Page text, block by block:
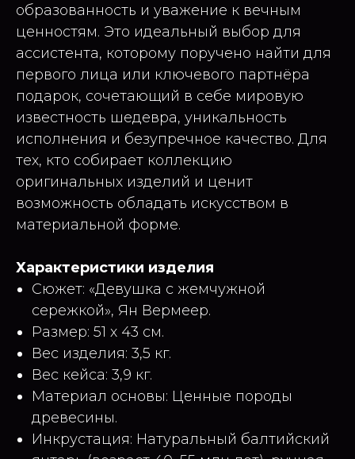
образованность и уважение к вечным
ценностям. Это идеальный выбор для
ассистента, которому поручено найти для
первого лица или ключевого партнёра
подарок, сочетающий в себе мировую
известность шедевра, уникальность
исполнения и безупречное качество. Для
тех, кто собирает коллекцию
оригинальных изделий и ценит
возможность обладать искусством в
материальной форме.
Характеристики изделия
Сюжет: «Девушка с жемчужной
сережкой», Ян Вермеер.
Размер: 51 х 43 см.
Вес изделия: 3,5 кг.
Вес кейса: 3,9 кг.
Материал основы: Ценные породы
древесины.
Инкрустация: Натуральный балтийский